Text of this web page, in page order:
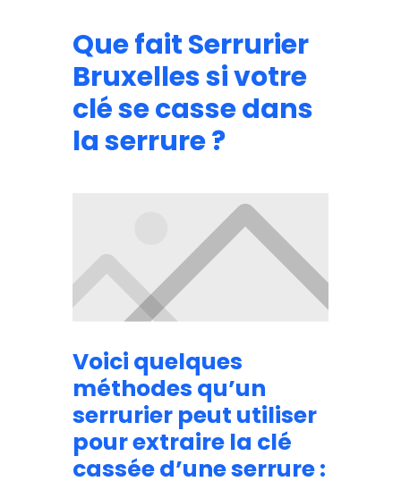
Que fait Serrurier
Bruxelles si votre
clé se casse dans
la serrure ?
Voici quelques
méthodes qu’un
serrurier peut utiliser
pour extraire la clé
cassée d’une serrure :